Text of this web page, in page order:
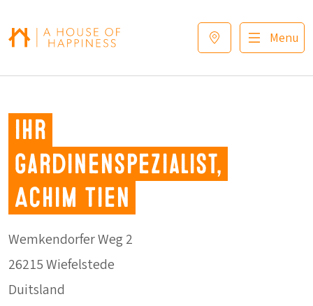
Menu
Ihr
Gardinenspezialist,
Achim Tien
Wemkendorfer Weg 2
26215 Wiefelstede
Duitsland